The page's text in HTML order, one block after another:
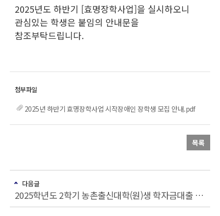
2025년도 하반기 [효명장학사업]을 실시하오니
관심있는 학생은 붙임의 안내문을
참조부탁드립니다.
2025년 하반기 효명장학사업 시작장애인 장학생 모집 안내.pdf
목록
다음글
2025학년도 2학기 농촌출신대학(원)생 학자금대출 안내 [대상자 확대]